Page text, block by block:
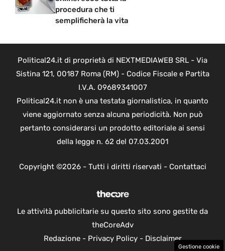
procedura che ti
semplificherà la vita
Political24.it di proprietà di NEXTMEDIAWEB SRL - Via
Sistina 121, 00187 Roma (RM) - Codice Fiscale e Partita
I.V.A. 09689341007
Political24.it non è una testata giornalistica, in quanto
viene aggiornato senza alcuna periodicità. Non può
pertanto considerarsi un prodotto editoriale ai sensi
della legge n. 62 del 07.03.2001
Copyright ©2026 - Tutti i diritti riservati - Contattaci
Le attività pubblicitarie su questo sito sono gestite da
theCoreAdv
Redazione- Privacy Policy- Disclaimer
Gestione cookie